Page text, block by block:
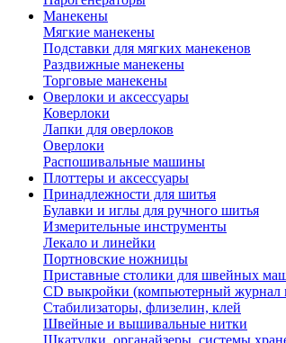
Манекены
Мягкие манекены
Подставки для мягких манекенов
Раздвижные манекены
Торговые манекены
Оверлоки и аксессуары
Коверлоки
Лапки для оверлоков
Оверлоки
Распошивальные машины
Плоттеры и аксессуары
Принадлежности для шитья
Булавки и иглы для ручного шитья
Измерительные инструменты
Лекало и линейки
Портновские ножницы
Приставные столики для швейных
СD выкройки (компьютерный журнал
Стабилизаторы, флизелин, клей
Швейные и вышивальные нитки
Шкатулки, органайзеры, системы